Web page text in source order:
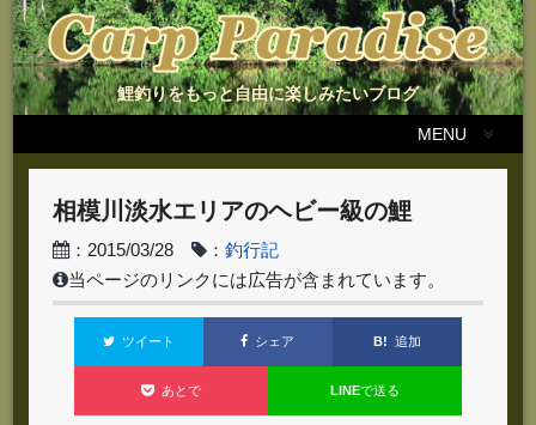
鯉釣りをもっと自由に楽しみたいブログ
MENU
相模川淡水エリアのヘビー級の鯉
：2015/03/28 ： 釣行記
当ページのリンクには広告が含まれています。
ツイート シェア B! 追加
あとで LINEで送る